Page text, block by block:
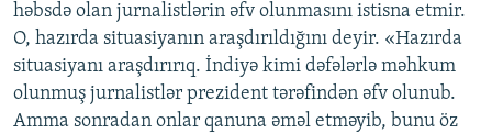
həbsdə olan jurnalistlərin əfv olunmasını istisna etmir.
O, hazırda situasiyanın araşdırıldığını deyir. «Hazırda
situasiyanı araşdırırıq. İndiyə kimi dəfələrlə məhkum
olunmuş jurnalistlər prezident tərəfindən əfv olunub.
Amma sonradan onlar qanuna əməl etməyib, bunu öz